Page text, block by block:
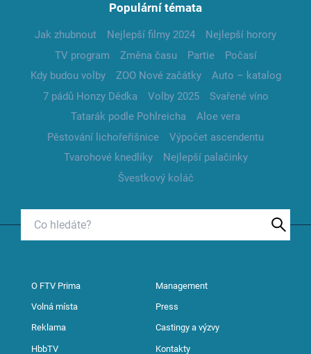
Populární témata
Jak zhubnout Nejlepší filmy 2024
Nejlepší horory
TV program
Změna času Partie
Počasí
Kdy budou volby
ZOO Nové začátky
Auto – katalog
7 pádů Honzy Dědka
Volby 2025
Svařené víno
Tatarák podle Pohlreicha
Aloe vera
Pěstování lichořeřišnice
Výpočet ascendentu
Tvarohové knedlíky
Nejlepší palačinky
Švestkový koláč
O FTV Prima Management
Volná místa Press
Reklama Castingy a výzvy
HbbTV Kontakty